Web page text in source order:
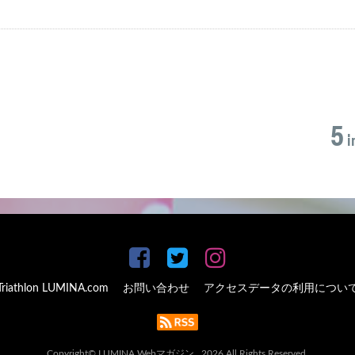
5
LUMINA.com お問い合わせ アクセスデータの利用につい